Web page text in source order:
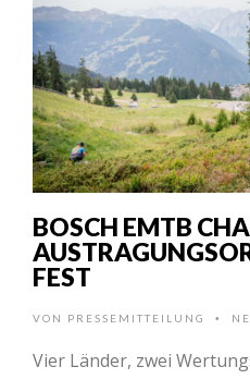
BOSCH EMTB
FEST
VON PRESSEMITTEILUNG •
Vier Länder, zwei